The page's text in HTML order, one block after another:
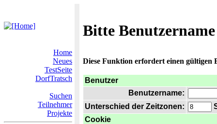
Bitte
Home
Neues
TestSeite
DorfTratsch
Suchen
Teilnehmer
Projekte
Diese Funktion erfordert einen gültigen
Benutzer
Benutzername:
Unterschied der Zeitzonen:
Cookie